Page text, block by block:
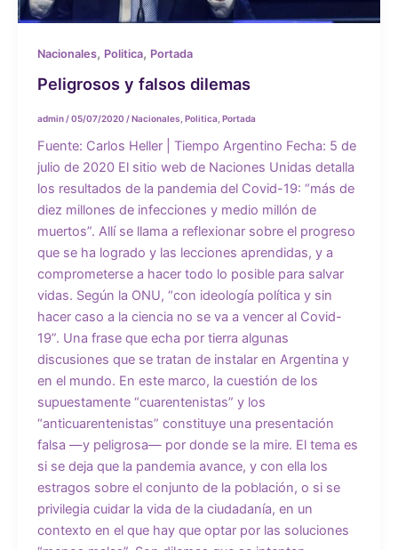
Nacionales, Politica, Portada
Peligrosos y falsos dilemas
admin /05/07/2020 /Nacionales Politica Portada
Fuente: Carlos Heller | Tiempo Argentino Fecha: 5 de
julio de 2020 El sitio web de Naciones Unidas detalla
los resultados de la pandemia del Covid-19: “más de
diez millones de infecciones y medio millón de
muertos”. Allí se llama a reflexionar sobre el progreso
que se ha logrado y las lecciones aprendidas, y a
comprometerse a hacer todo lo posible para salvar
vidas. Según la ONU, “con ideología política y sin
hacer caso a la ciencia no se va a vencer al Covid-
19”. Una frase que echa por tierra algunas
discusiones que se tratan de instalar en Argentina y
en el mundo. En este marco, la cuestión de los
supuestamente “cuarentenistas” y los
“anticuarentenistas” constituye una presentación
falsa —y peligrosa— por donde se la mire. El tema es
si se deja que la pandemia avance, y con ella los
estragos sobre el conjunto de la población, o si se
privilegia cuidar la vida de la ciudadanía, en un
contexto en el que hay que optar por las soluciones